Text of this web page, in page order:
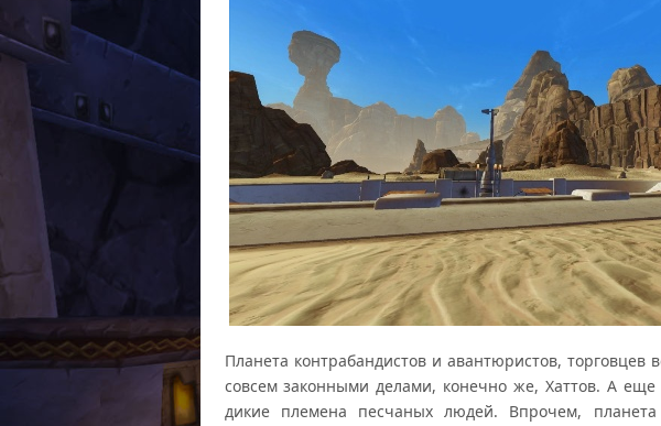
Планета контрабандистов и авантюристов,
совсем законными делами, конечно же, Хаттов. А
дикие племена песчаных людей. Впрочем,